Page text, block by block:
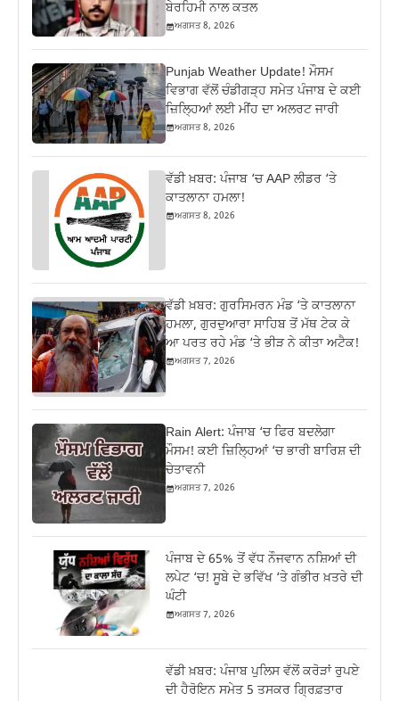
ਬੇਰਹਿਮੀ ਨਾਲ ਕਤਲ
ਅਗਸਤ 8, 2026
Punjab Weather Update! ਮੌਸਮ
ਵਿਭਾਗ ਵੱਲੋਂ ਚੰਡੀਗੜ੍ਹ ਸਮੇਤ ਪੰਜਾਬ ਦੇ ਕਈ
ਜ਼ਿਲ੍ਹਿਆਂ ਲਈ ਮੀਂਹ ਦਾ ਅਲਰਟ ਜਾਰੀ
ਅਗਸਤ 8, 2026
ਵੱਡੀ ਖ਼ਬਰ: ਪੰਜਾਬ ‘ਚ AAP ਲੀਡਰ ‘ਤੇ
ਕਾਤਲਾਨਾ ਹਮਲਾ!
ਅਗਸਤ 8, 2026
ਵੱਡੀ ਖ਼ਬਰ: ਗੁਰਸਿਮਰਨ ਮੰਡ ‘ਤੇ ਕਾਤਲਾਨਾ
ਹਮਲਾ, ਗੁਰਦੁਆਰਾ ਸਾਹਿਬ ਤੋਂ ਮੱਥ ਟੇਕ ਕੇ
ਆ ਪਰਤ ਰਹੇ ਮੰਡ ‘ਤੇ ਭੀੜ ਨੇ ਕੀਤਾ ਅਟੈਕ!
ਅਗਸਤ 7, 2026
Rain Alert: ਪੰਜਾਬ ‘ਚ ਫਿਰ ਬਦਲੇਗਾ
ਮੌਸਮ! ਕਈ ਜ਼ਿਲ੍ਹਿਆਂ ‘ਚ ਭਾਰੀ ਬਾਰਿਸ਼ ਦੀ
ਚੇਤਾਵਨੀ
ਅਗਸਤ 7, 2026
ਪੰਜਾਬ ਦੇ 65% ਤੋਂ ਵੱਧ ਨੌਜਵਾਨ ਨਸ਼ਿਆਂ ਦੀ
ਲਪੇਟ ‘ਚ! ਸੂਬੇ ਦੇ ਭਵਿੱਖ ‘ਤੇ ਗੰਭੀਰ ਖ਼ਤਰੇ ਦੀ
ਘੰਟੀ
ਅਗਸਤ 7, 2026
ਵੱਡੀ ਖ਼ਬਰ: ਪੰਜਾਬ ਪੁਲਿਸ ਵੱਲੋਂ ਕਰੋੜਾਂ ਰੁਪਏ
ਦੀ ਹੈਰੋਇਨ ਸਮੇਤ 5 ਤਸਕਰ ਗ੍ਰਿਫ਼ਤਾਰ